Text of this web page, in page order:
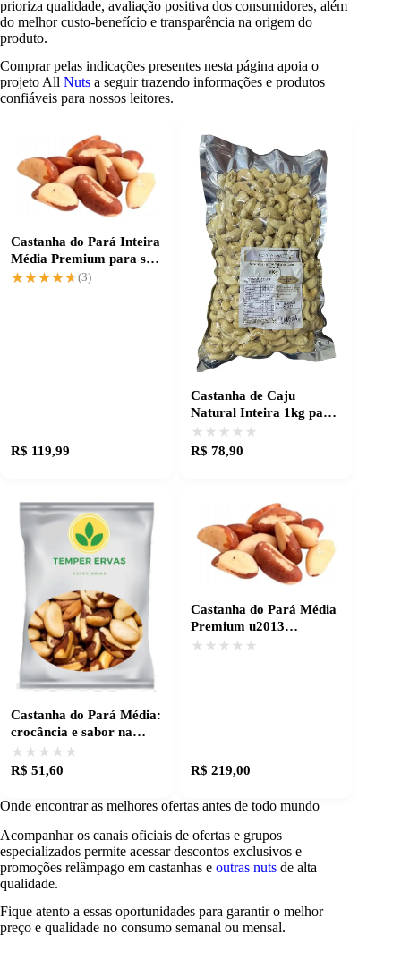
prioriza qualidade, avaliação positiva dos consumidores, além
do melhor custo-benefício e transparência na origem do
produto.
Comprar pelas indicações presentes nesta página apoia o
projeto All Nuts a seguir trazendo informações e produtos
confiáveis para nossos leitores.
Castanha do Pará Inteira
Média Premium para seu
preparo perfeito
★★★★★
★★★★★ (3)
R$ 119,99
Castanha de Caju
Natural Inteira 1kg para
receitas caprichadas
★★★★★
★★★★★
R$ 78,90
Castanha do Pará Média:
crocância e sabor na
medida certa
★★★★★
★★★★★
R$ 51,60
Castanha do Pará Média
Premium u2013
Qualidade e sabor
★★★★★
★★★★★
R$ 219,00
Onde encontrar as melhores ofertas antes de todo mundo
Acompanhar os canais oficiais de ofertas e grupos
especializados permite acessar descontos exclusivos e
promoções relâmpago em castanhas e outras nuts de alta
qualidade.
Fique atento a essas oportunidades para garantir o melhor
preço e qualidade no consumo semanal ou mensal.